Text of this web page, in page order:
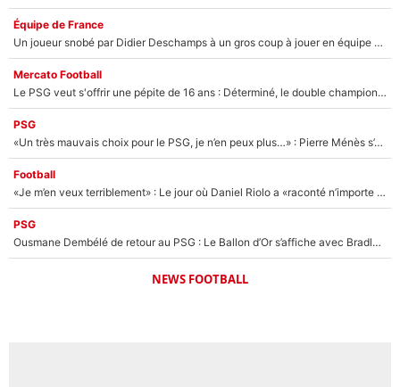
Équipe de France
Un joueur snobé par Didier Deschamps à un gros coup à jouer en équipe de France : Zinedine Zidane a trouvé son numéro 9 ?
Mercato Football
Le PSG veut s'offrir une pépite de 16 ans : Déterminé, le double champion d'Europe en titre est prêt à lâcher 40M€ pour celui que l'on compare déjà à Vinicius Jr !
PSG
«Un très mauvais choix pour le PSG, je n’en peux plus…» : Pierre Ménès s’est complètement trompé avec Luis Enrique et ces déclarations le prouvent !
Football
«Je m’en veux terriblement» : Le jour où Daniel Riolo a «raconté n’importe quoi» dans l'After Foot !
PSG
Ousmane Dembélé de retour au PSG : Le Ballon d’Or s’affiche avec Bradley Barcola en plein cœur du feuilleton sur son départ !
NEWS FOOTBALL